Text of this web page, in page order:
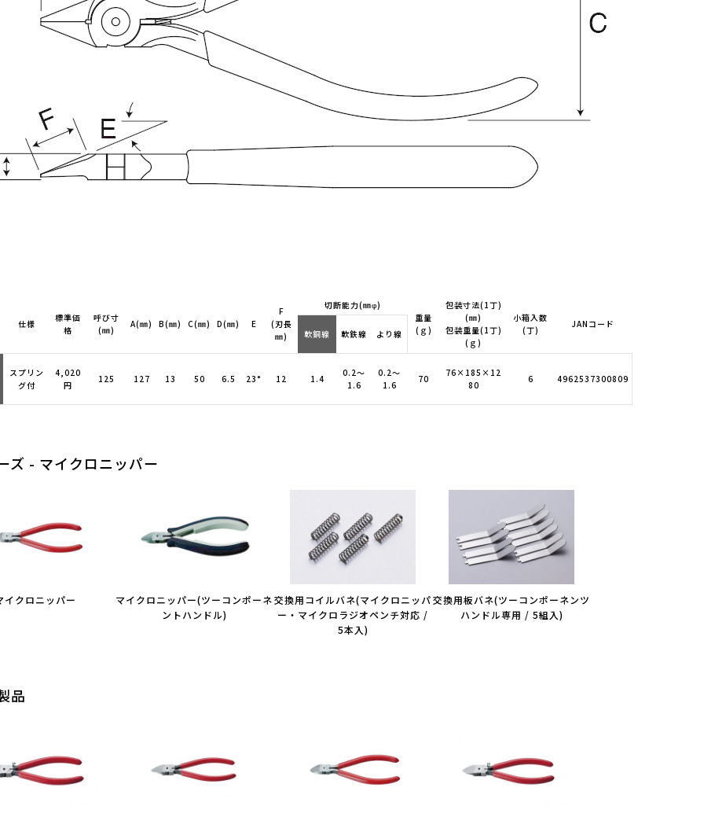
仕様
標準価
格
呼び寸
(㎜)
A(㎜) B(㎜) C(㎜) D(㎜) E
F
(刃長
㎜)
切断能力(㎜φ)
重量
(ｇ)
包装寸法(1丁)
(㎜)
包装重量(1丁)
(ｇ)
小箱入数
(丁)
JANコード
軟銅線
軟鉄線 より線
スプリン
グ付
4,020
円
125 127 13 50 6.5 23° 12 1.4
0.2～
1.6
0.2～
1.6
70
76×185×12
80
6 4962537300809
ズ - マイクロニッパー
イクロニッパー
マイクロニッパー(ツーコンポーネ
ントハンドル)
交換用コイルバネ(マイクロニッパ
ー・マイクロラジオペンチ対応 /
5本入)
交換用板バネ(ツーコンポーネンツ
ハンドル専用 / 5組入)
品